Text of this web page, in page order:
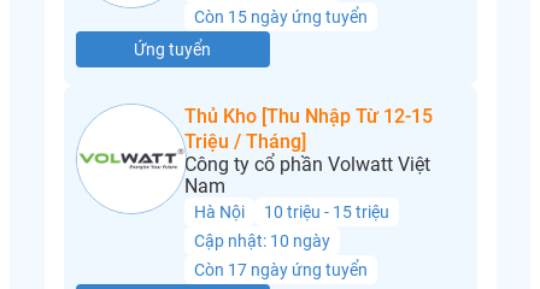
Còn 15 ngày ứng tuyển
Ứng tuyển
Thủ Kho [Thu Nhập Từ 12-15
Triệu / Tháng]
Công ty cổ phần Volwatt Việt
Nam
Hà Nội
10 triệu - 15 triệu
Cập nhật: 10 ngày
Còn 17 ngày ứng tuyển